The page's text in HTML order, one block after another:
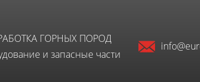
ГОРНЫХ ПОРОД
и запасные части